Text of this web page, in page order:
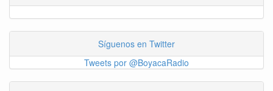
Síguenos en Twitter
Tweets por @BoyacaRadio